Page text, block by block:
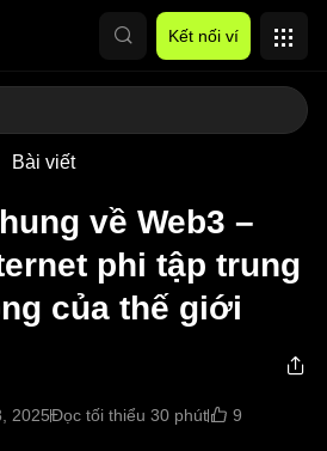
Kết nối ví
Bài viết
về Web3 –
phi tập trung
của thế giới
2025Đọc tối thiểu 30 phút 9